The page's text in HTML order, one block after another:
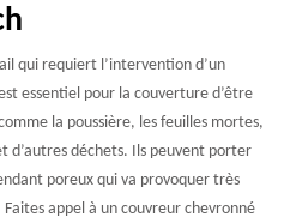
qui requiert l’intervention d’un
essentiel pour la couverture d’être
la poussière, les feuilles mortes,
d’autres déchets. Ils peuvent porter
poreux qui va provoquer très
appel à un couvreur chevronné